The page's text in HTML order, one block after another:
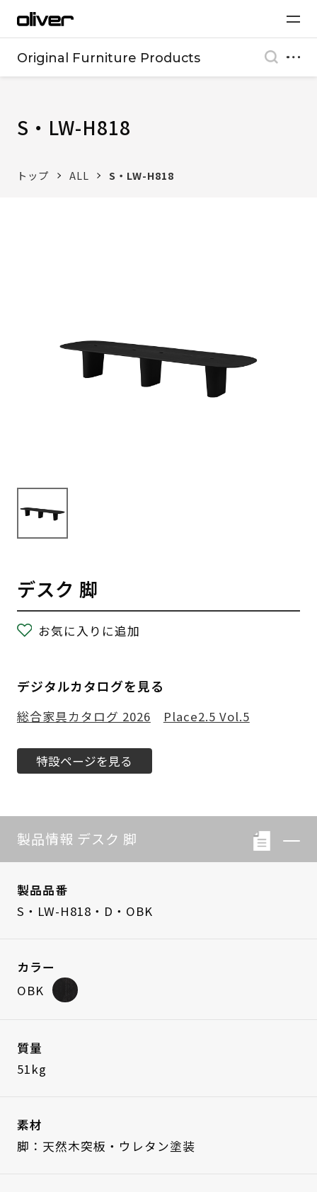
Original Furniture Products
S・LW-H818
トップ ALL S・LW-H818
デスク 脚
お気に入りに追加
デジタルカタログを見る
総合家具カタログ 2026 Place2.5 Vol.5
特設ページを見る
製品情報 デスク 脚
製品品番
S・LW-H818・D・OBK
カラー
OBK
質量
51kg
素材
脚：天然木突板・ウレタン塗装